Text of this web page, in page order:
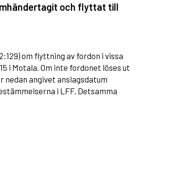
och flyttat till
om flyttning av fordon i vissa
i Motala. Om inte fordonet löses ut
nedan angivet anslagsdatum
i LFF. Detsamma